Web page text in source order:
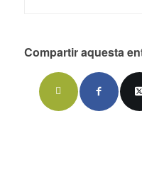
Compartir aquesta